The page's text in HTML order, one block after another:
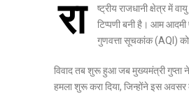
रा
ष्ट्रीय राजधानी क्षेत्र में
टिप्पणी बनी है। आम आदमी
गुणवत्ता सूचकांक (AQI)
विवाद तब शुरू हुआ जब मुख्यमंत्री गुप्ता
हमला शुरू करा दिया, जिन्होंने इस